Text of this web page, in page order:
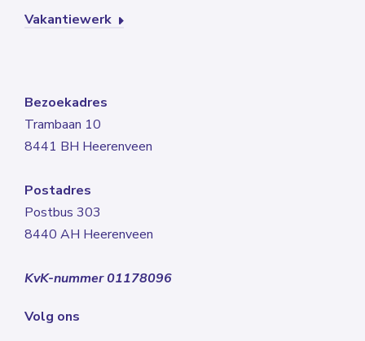
Vakantiewerk
Bezoekadres
Trambaan 10
8441 BH Heerenveen
Postadres
Postbus 303
8440 AH Heerenveen
KvK-nummer 01178096
Volg ons